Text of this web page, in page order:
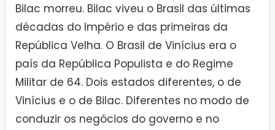
Bilac morreu. Bilac viveu o Brasil das últimas
décadas do Império e das primeiras da
República Velha. O Brasil de Vinícius era o
país da República Populista e do Regime
Militar de 64. Dois estados diferentes, o de
Vinícius e o de Bilac. Diferentes no modo de
conduzir os negócios do governo e no